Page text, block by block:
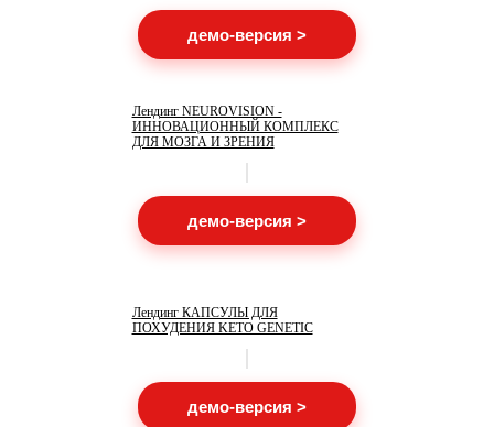
демо-версия >
Лендинг NEUROVISION -
ИННОВАЦИОННЫЙ КОМПЛЕКС
ДЛЯ МОЗГА И ЗРЕНИЯ
демо-версия >
Лендинг КАПСУЛЫ ДЛЯ
ПОХУДЕНИЯ KETO GENETIC
демо-версия >